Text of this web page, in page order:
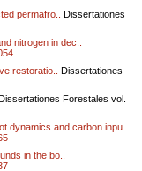
permafro..
Dissertationes
nitrogen in dec..
restoratio..
Dissertationes
Forestales vol.
dynamics and carbon inpu..
in the bo..